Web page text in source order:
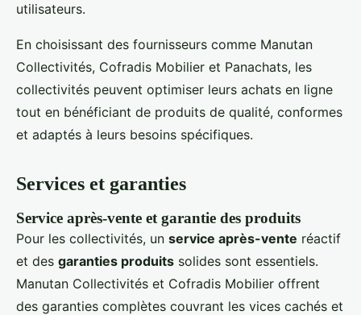
utilisateurs.
En choisissant des fournisseurs comme Manutan
Collectivités, Cofradis Mobilier et Panachats, les
collectivités peuvent optimiser leurs achats en ligne
tout en bénéficiant de produits de qualité, conformes
et adaptés à leurs besoins spécifiques.
Services et garanties
Service après-vente et garantie des produits
Pour les collectivités, un service après-vente réactif
et des garanties produits solides sont essentiels.
Manutan Collectivités et Cofradis Mobilier offrent
des garanties complètes couvrant les vices cachés et